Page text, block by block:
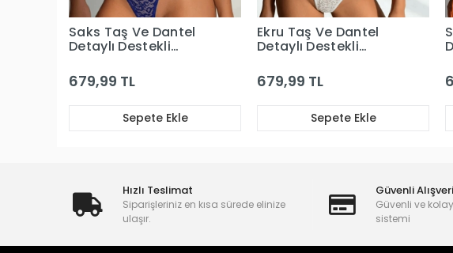
Saks Taş Ve Dantel
Detaylı Destekli
679,99 TL
Sepete Ekle
Ekru Taş Ve Dantel
Detaylı Destekli
679,99 TL
Sepete Ekle
Hızlı Teslimat
Siparişleriniz en kısa sürede elinize
ulaşır.
Güvenli
Güvenli ve
sistemi